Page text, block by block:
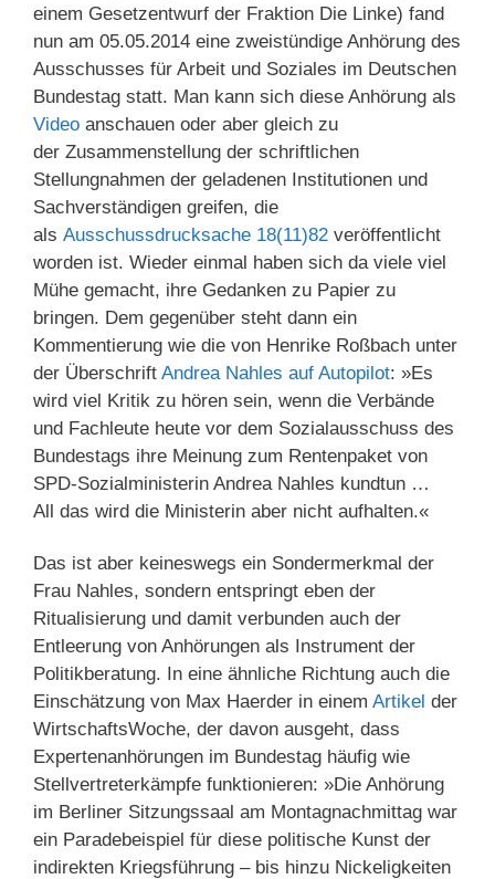
einem Gesetzentwurf der Fraktion Die Linke) fand
nun am 05.05.2014 eine zweistündige Anhörung des
Ausschusses für Arbeit und Soziales im Deutschen
Bundestag statt. Man kann sich diese Anhörung als
Video anschauen oder aber gleich zu
der Zusammenstellung der schriftlichen
Stellungnahmen der geladenen Institutionen und
Sachverständigen greifen, die
als Ausschussdrucksache 18(11)82 veröffentlicht
worden ist. Wieder einmal haben sich da viele viel
Mühe gemacht, ihre Gedanken zu Papier zu
bringen. Dem gegenüber steht dann ein
Kommentierung wie die von Henrike Roßbach unter
der Überschrift Andrea Nahles auf Autopilot: »Es
wird viel Kritik zu hören sein, wenn die Verbände
und Fachleute heute vor dem Sozialausschuss des
Bundestags ihre Meinung zum Rentenpaket von
SPD-Sozialministerin Andrea Nahles kundtun …
All das wird die Ministerin aber nicht aufhalten.«
Das ist aber keineswegs ein Sondermerkmal der
Frau Nahles, sondern entspringt eben der
Ritualisierung und damit verbunden auch der
Entleerung von Anhörungen als Instrument der
Politikberatung. In eine ähnliche Richtung auch die
Einschätzung von Max Haerder in einem Artikel der
WirtschaftsWoche, der davon ausgeht, dass
Expertenanhörungen im Bundestag häufig wie
Stellvertreterkämpfe funktionieren: »Die Anhörung
im Berliner Sitzungssaal am Montagnachmittag war
ein Paradebeispiel für diese politische Kunst der
indirekten Kriegsführung – bis hinzu Nickeligkeiten